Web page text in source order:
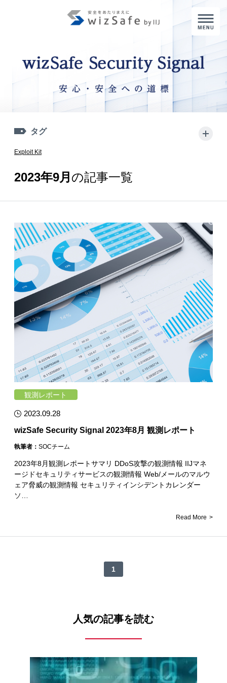
タグ
Exploit Kit
2023年9月 の記事一覧
観測レポート
2023.09.28
wizSafe Security Signal 2023年8月 観測レポート
執筆者： SOCチーム
2023年8月観測レポートサマリ DDoS攻撃の観測情報 IIJマネ
ージドセキュリティサービスの観測情報 Web/メールのマルウ
ェア脅威の観測情報 セキュリティインシデントカレンダー
ソ…
Read More
1
人気の記事を読む